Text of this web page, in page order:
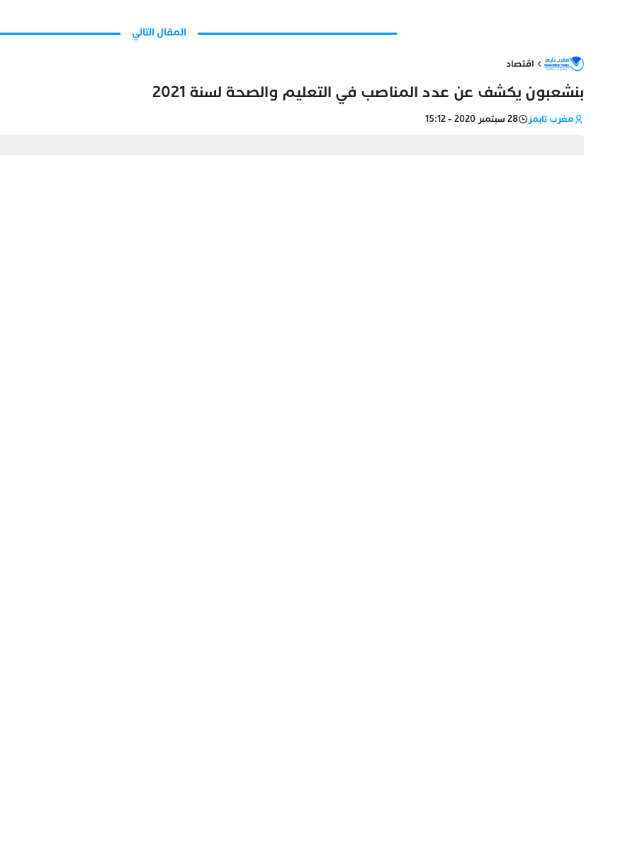
المقال التالي
اقتصاد
بنشعبون يكشف عن عدد المناصب في التعليم والصحة لسنة 2021
مغرب تايمز 28 سبتمبر 2020 - 15:12